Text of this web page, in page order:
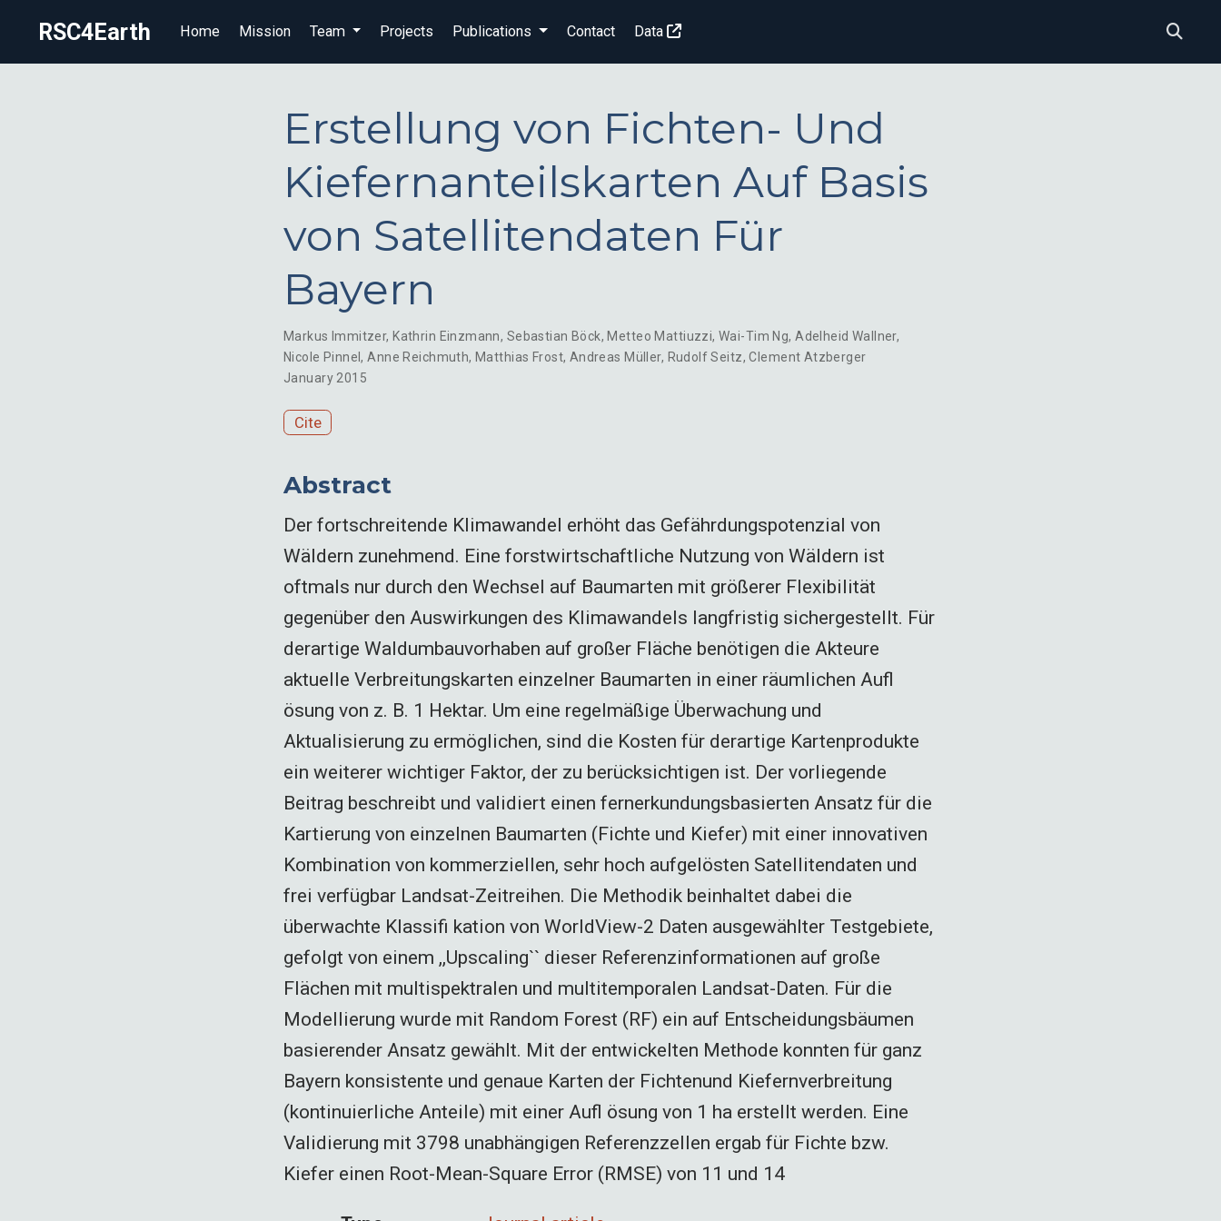
RSC4Earth Home Mission Team Projects Publications Contact Data
Erstellung von Fichten- Und
Kiefernanteilskarten Auf Basis
von Satellitendaten Für
Bayern
Markus Immitzer,Kathrin Einzmann, Sebastian Böck,Metteo Mattiuzzi,Wai-Tim Ng,Adelheid Wallner,
Nicole Pinnel,Anne Reichmuth,Matthias Frost, Andreas Müller, Rudolf Seitz,Clement Atzberger
January 2015
Cite
Abstract
Der fortschreitende Klimawandel erhöht das Gefährdungspotenzial von
Wäldern zunehmend. Eine forstwirtschaftliche Nutzung von Wäldern ist
oftmals nur durch den Wechsel auf Baumarten mit größerer Flexibilität
gegenüber den Auswirkungen des Klimawandels langfristig sichergestellt. Für
derartige Waldumbauvorhaben auf großer Fläche benötigen die Akteure
aktuelle Verbreitungskarten einzelner Baumarten in einer räumlichen Aufl
ösung von z. B. 1 Hektar. Um eine regelmäßige Überwachung und
Aktualisierung zu ermöglichen, sind die Kosten für derartige Kartenprodukte
ein weiterer wichtiger Faktor, der zu berücksichtigen ist. Der vorliegende
Beitrag beschreibt und validiert einen fernerkundungsbasierten Ansatz für die
Kartierung von einzelnen Baumarten (Fichte und Kiefer) mit einer innovativen
Kombination von kommerziellen, sehr hoch aufgelösten Satellitendaten und
frei verfügbar Landsat-Zeitreihen. Die Methodik beinhaltet dabei die
überwachte Klassifi kation von WorldView-2 Daten ausgewählter Testgebiete,
gefolgt von einem ,,Upscaling`` dieser Referenzinformationen auf große
Flächen mit multispektralen und multitemporalen Landsat-Daten. Für die
Modellierung wurde mit Random Forest (RF) ein auf Entscheidungsbäumen
basierender Ansatz gewählt. Mit der entwickelten Methode konnten für ganz
Bayern konsistente und genaue Karten der Fichtenund Kiefernverbreitung
(kontinuierliche Anteile) mit einer Aufl ösung von 1 ha erstellt werden. Eine
Validierung mit 3798 unabhängigen Referenzzellen ergab für Fichte bzw.
Kiefer einen Root-Mean-Square Error (RMSE) von 11 und 14